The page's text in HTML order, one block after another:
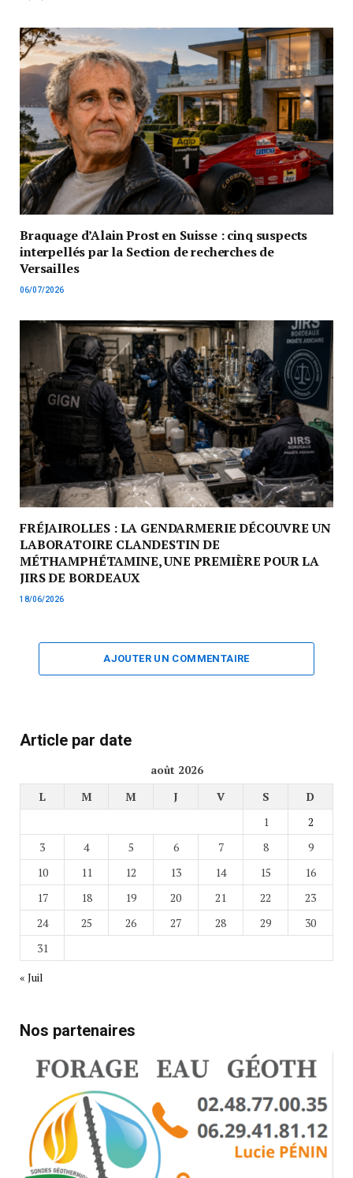
Braquage d’Alain Prost en Suisse : cinq suspects
interpellés par la Section de recherches de
Versailles
06/07/2026
FRÉJAIROLLES : LA GENDARMERIE DÉCOUVRE UN
LABORATOIRE CLANDESTIN DE
MÉTHAMPHÉTAMINE, UNE PREMIÈRE POUR LA
JIRS DE BORDEAUX
18/06/2026
AJOUTER UN COMMENTAIRE
Article par date
août 2026
L
M M J V S
D
1
2
3
4 5 6 7 8
9
10
11 12 13 14 15
16
17
18 19 20 21 22
23
24
25 26 27 28 29
30
31
« Juil
Nos partenaires